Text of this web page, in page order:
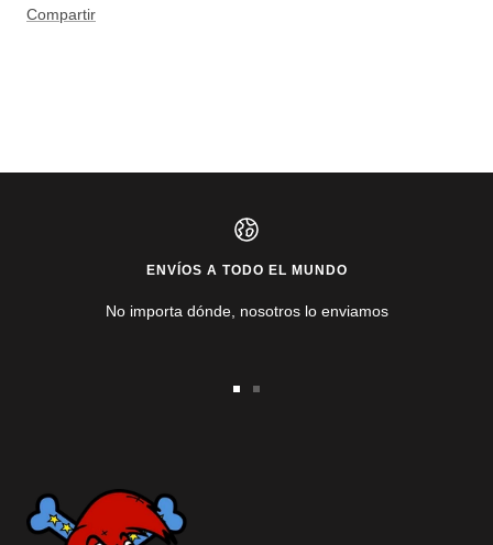
Compartir
ENVÍOS A TODO EL MUNDO
No importa dónde, nosotros lo enviamos